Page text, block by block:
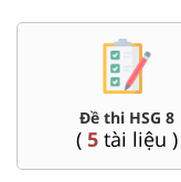
Đề thi HSG 8
( 5tài liệu )